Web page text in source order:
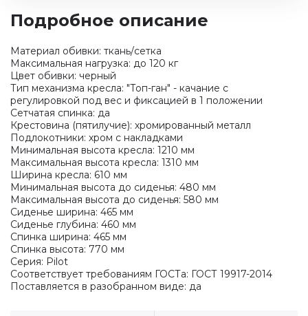
Подробное описание
Материал обивки: ткань/сетка
Максимальная нагрузка: до 120 кг
Цвет обивки: черный
Тип механизма кресла: "Топ-ган" - качание с
регулировкой под вес и фиксацией в 1 положении
Сетчатая спинка: да
Крестовина (пятилучие): хромированный металл
Подлокотники: хром с накладками
Минимальная высота кресла: 1210 мм
Максимальная высота кресла: 1310 мм
Ширина кресла: 610 мм
Минимальная высота до сиденья: 480 мм
Максимальная высота до сиденья: 580 мм
Сиденье ширина: 465 мм
Сиденье глубина: 460 мм
Спинка ширина: 465 мм
Спинка высота: 770 мм
Серия: Pilot
Соответствует требованиям ГОСТа: ГОСТ 19917-2014
Поставляется в разобранном виде: да